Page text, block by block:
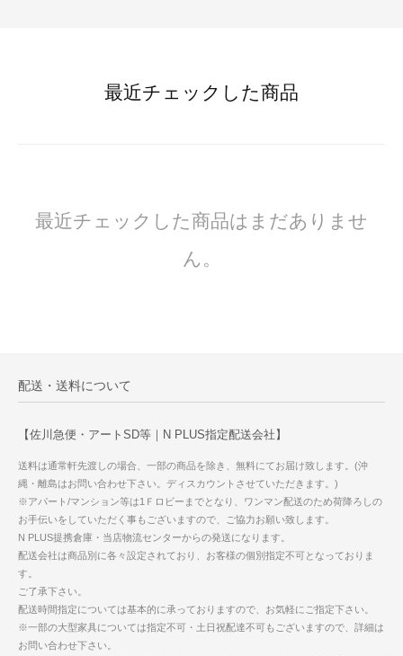
最近チェックした商品
最近チェックした商品はまだありませ
ん。
配送・送料について
【佐川急便・アートSD等｜N PLUS指定配送会社】
送料は通常軒先渡しの場合、一部の商品を除き、無料にてお届け致します。(沖
縄・離島はお問い合わせ下さい。ディスカウントさせていただきます。)
※アパート/マンション等は1Ｆロビーまでとなり、ワンマン配送のため荷降ろしの
お手伝いをしていただく事もございますので、ご協力お願い致します。
N PLUS提携倉庫・当店物流センターからの発送になります。
配送会社は商品別に各々設定されており、お客様の個別指定不可となっておりま
す。
ご了承下さい。
配送時間指定については基本的に承っておりますので、お気軽にご指定下さい。
※一部の大型家具については指定不可・土日祝配達不可もございますので、詳細は
お問い合わせ下さい。